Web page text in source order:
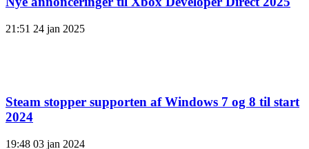
21:51 24 jan 2025
Steam stopper supporten af ​​Windows 7 og 8 til start
2024
19:48 03 jan 2024